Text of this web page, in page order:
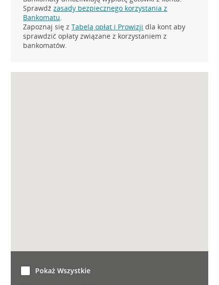
Sprawdźzasady bezpiecznego korzystania z
Bankomatu.
Zapoznaj się zTabelą opłat i Prowizji dla kont aby
sprawdzić opłaty związane z korzystaniem z
bankomatów.
Pokaż Wszystkie